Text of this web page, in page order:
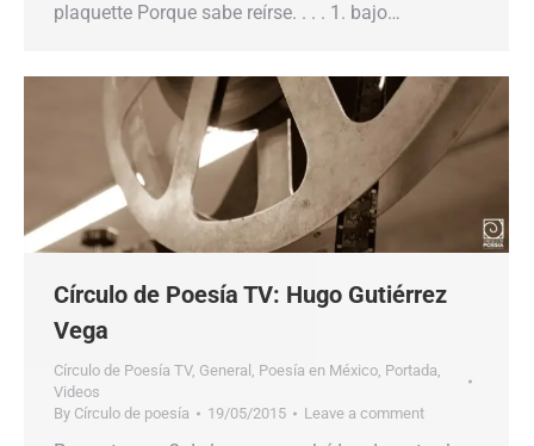
plaquette Porque sabe reírse. . . . 1. bajo…
Círculo de Poesía TV: Hugo Gutiérrez
Vega
Círculo de Poesía TV, General , Poesía en México, Portada,
Videos
By Círculo de poesía 19/05/2015 Leave a comment